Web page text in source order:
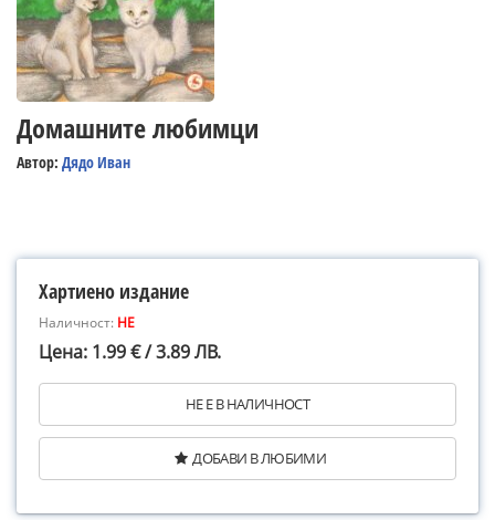
Домашните любимци
Автор: Дядо Иван
Хартиено издание
Наличност: НЕ
Цена: 1.99 € / 3.89 ЛВ.
НЕ Е В НАЛИЧНОСТ
ДОБАВИ В ЛЮБИМИ